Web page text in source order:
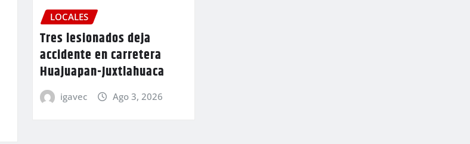
LOCALES
Tres lesionados deja
accidente en carretera
Huajuapan-Juxtlahuaca
igavec Ago 3, 2026